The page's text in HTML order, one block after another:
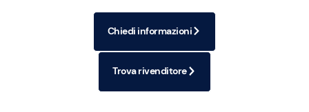
Chiedi informazioni
Trova rivenditore